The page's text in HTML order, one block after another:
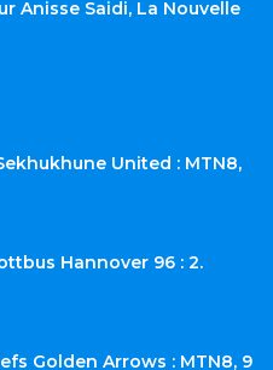
Anisse Saidi, La Nouvelle
United : MTN8,
Hannover 96 : 2.
Golden Arrows : MTN8, 9